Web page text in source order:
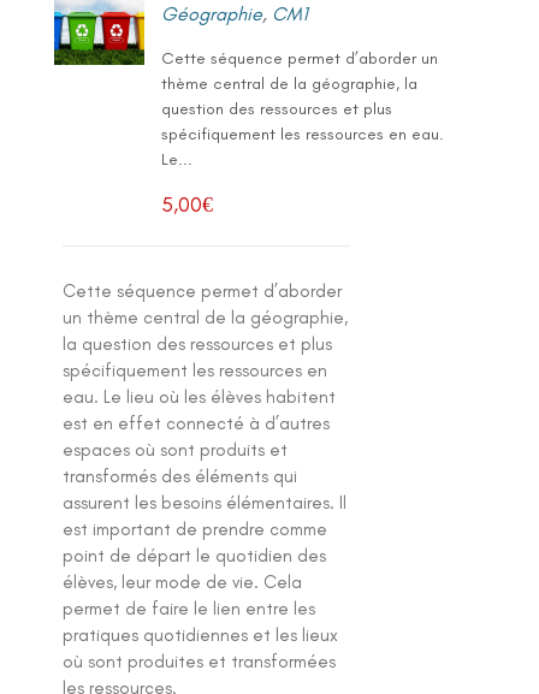
Géographie, CM1
Cette séquence permet d’aborder un
thème central de la géographie, la
question des ressources et plus
spécifiquement les ressources en eau.
Le...
5,00€
Cette séquence permet d’aborder
un thème central de la géographie,
la question des ressources et plus
spécifiquement les ressources en
eau. Le lieu où les élèves habitent
est en effet connecté à d’autres
espaces où sont produits et
transformés des éléments qui
assurent les besoins élémentaires. Il
est important de prendre comme
point de départ le quotidien des
élèves, leur mode de vie. Cela
permet de faire le lien entre les
pratiques quotidiennes et les lieux
où sont produites et transformées
les ressources.